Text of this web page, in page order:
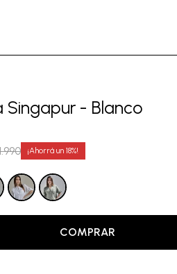
Singapur - Blanco
18
COMPRAR